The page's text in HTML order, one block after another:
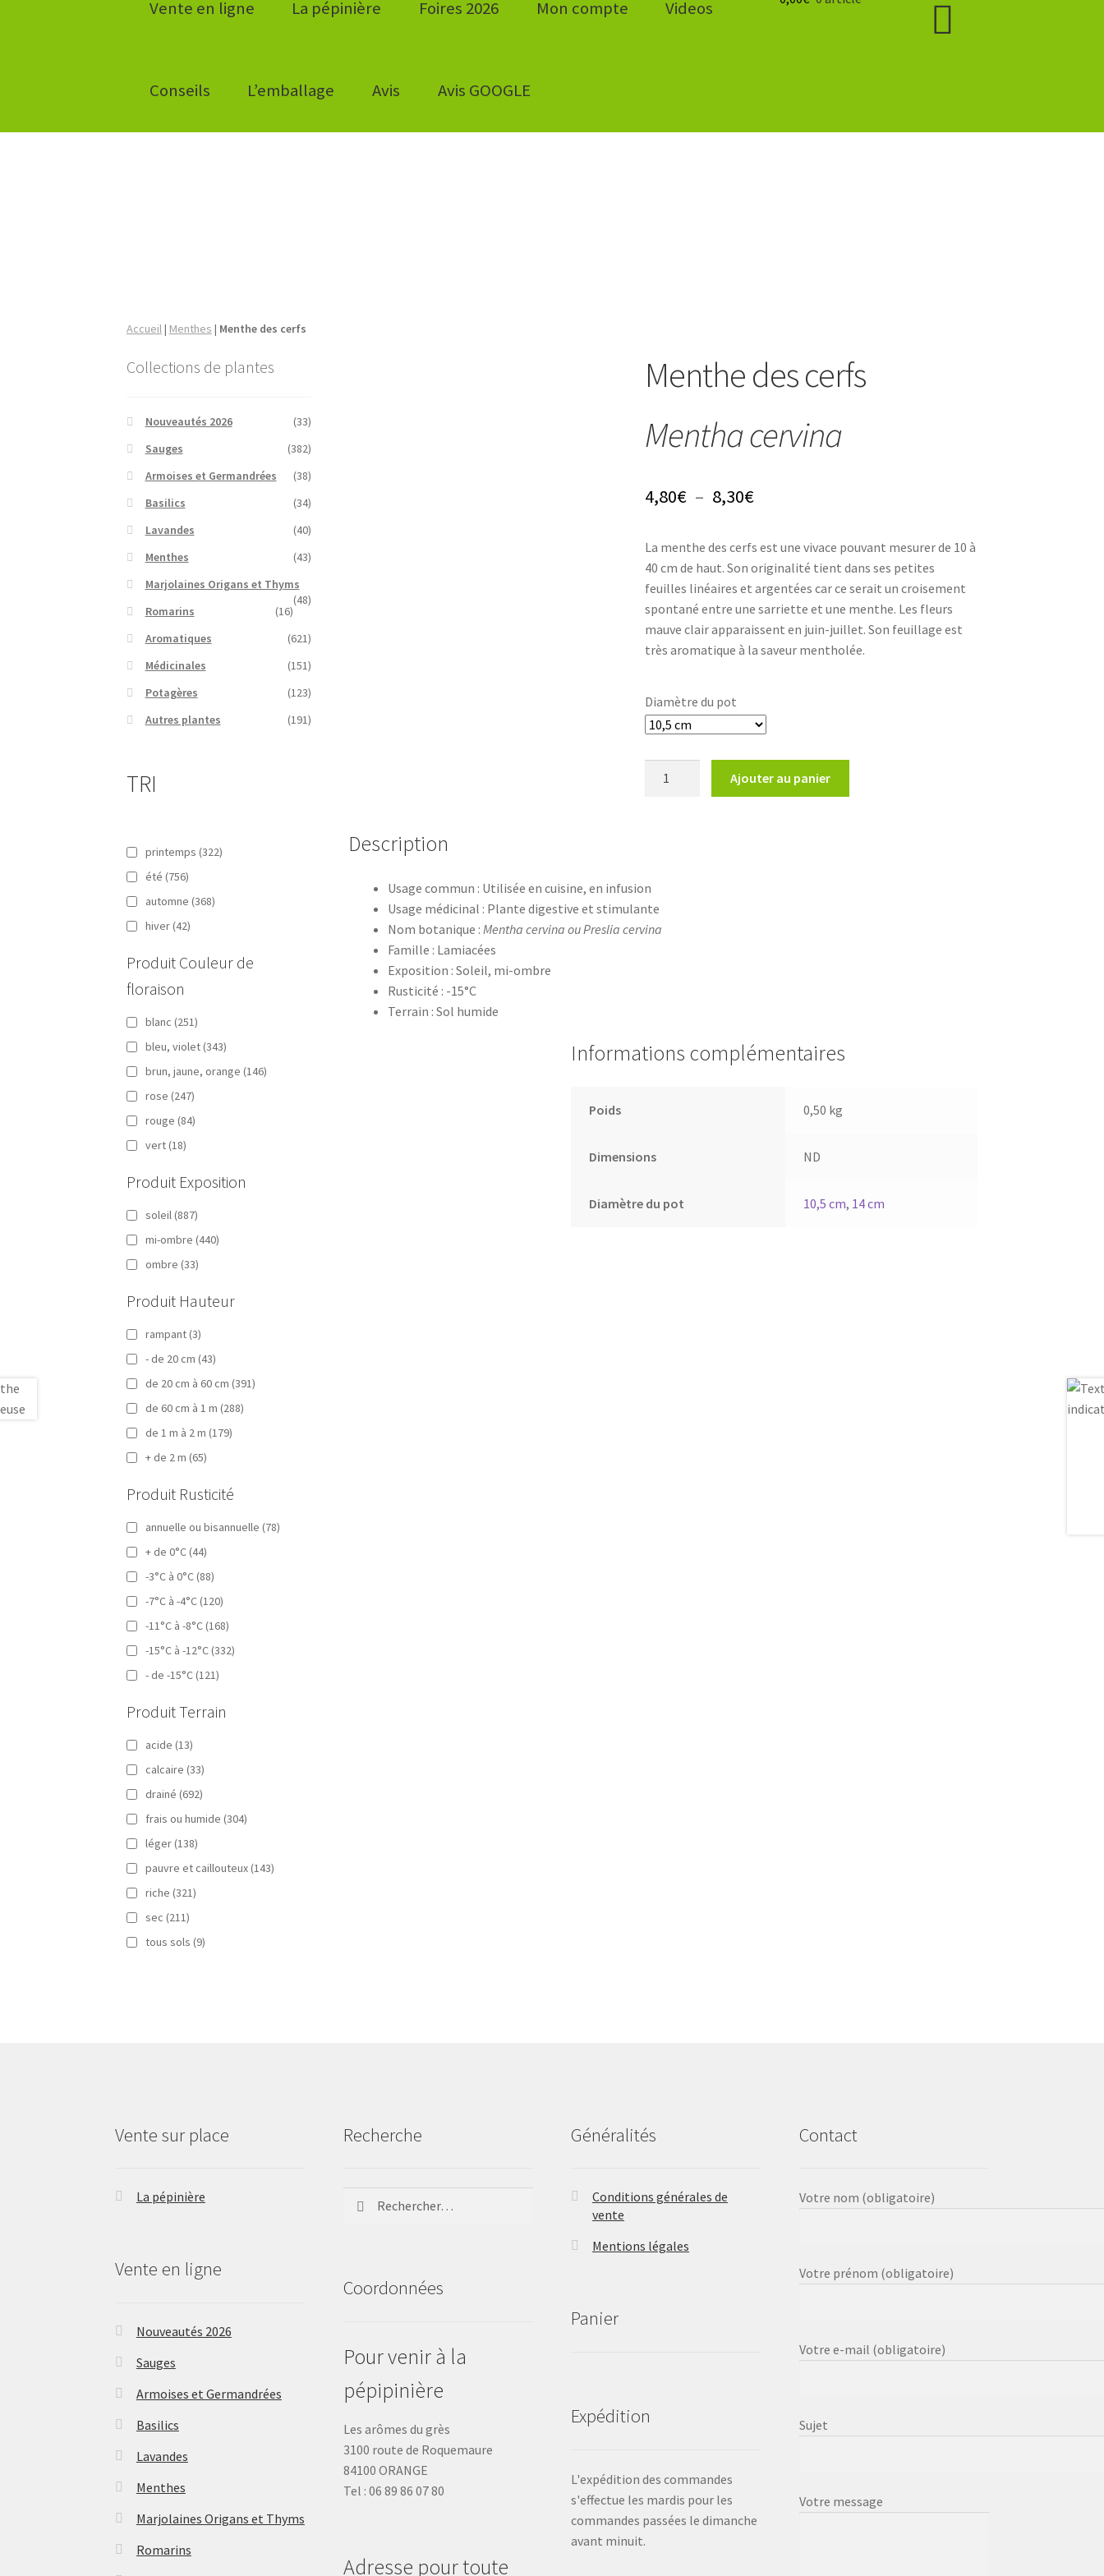
Vente en ligne La pépinière Foires 2026 Mon compte Videos
Conseils L’emballage Avis Avis GOOGLE
Accueil| Menthes | Menthe des cerfs
Menthe des cerfs
Mentha cervina
4,80€ – 8,30€Plage
prix :
4,80€
à
8,30€
La menthe des cerfs est une vivace pouvant mesurer de 10 à
40 cm de haut. Son originalité tient dans ses petites
feuilles linéaires et argentées car ce serait un croisement
spontané entre une sarriette et une menthe. Les fleurs
mauve clair apparaissent en juin-juillet. Son feuillage est
très aromatique à la saveur mentholée.
Diamètre du pot
Ajouter au panier
Description
Usage commun : Utilisée en cuisine, en infusion
Usage médicinal : Plante digestive et stimulante
Nom botanique : Mentha cervina ou Preslia cervina
Famille : Lamiacées
Exposition : Soleil, mi-ombre
Rusticité : -15°C
Terrain : Sol humide
Informations complémentaires
Poids 0,50 kg
Dimensions ND
Diamètre du pot 10,5 cm, 14 cm
Collections de plantes
Nouveautés 2026
(33)
Sauges
(382)
Armoises et Germandrées
(38)
Basilics
(34)
Lavandes
(40)
Menthes
(43)
Marjolaines Origans et Thyms
(48)
Romarins
(16)
Aromatiques
(621)
Médicinales
(151)
Potagères
(123)
Autres plantes
(191)
TRI
printemps (322)
été (756)
automne (368)
hiver (42)
Produit Couleur de
floraison
blanc (251)
bleu, violet (343)
brun, jaune, orange (146)
rose (247)
rouge (84)
vert (18)
Produit Exposition
soleil (887)
mi-ombre (440)
ombre (33)
Produit Hauteur
rampant (3)
- de 20 cm (43)
de 20 cm à 60 cm (391)
de 60 cm à 1 m (288)
de 1 m à 2 m (179)
+ de 2 m (65)
Produit Rusticité
annuelle ou bisannuelle (78)
+ de 0°C (44)
-3°C à 0°C (88)
-7°C à -4°C (120)
-11°C à -8°C (168)
-15°C à -12°C (332)
- de -15°C (121)
Produit Terrain
acide (13)
calcaire (33)
drainé (692)
frais ou humide (304)
léger (138)
pauvre et caillouteux (143)
riche (321)
sec (211)
tous sols (9)
Vente sur place
La pépinière
Vente en ligne
Nouveautés 2026
Sauges
Armoises et Germandrées
Basilics
Lavandes
Menthes
Marjolaines Origans et Thyms
Romarins
Recherche
Coordonnées
Pour venir à la
pépipinière
Les arômes du grès
3100 route de Roquemaure
84100 ORANGE
Tel : 06 89 86 07 80
Adresse pour toute
Généralités
Conditions générales de
vente
Mentions légales
Panier
Expédition
L'expédition des commandes
s'effectue les mardis pour les
commandes passées le dimanche
avant minuit.
Contact
Votre nom (obligatoire)
Votre prénom (obligatoire)
Votre e-mail (obligatoire)
Sujet
Votre message